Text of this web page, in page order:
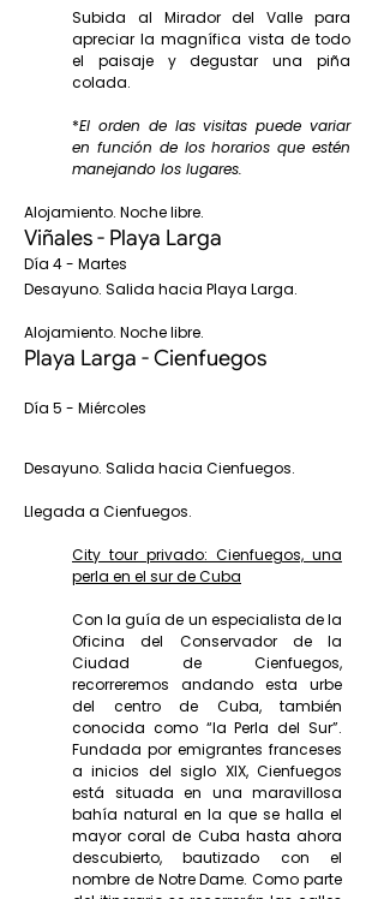
Subida al Mirador del Valle para
apreciar la magnífica vista de todo
el paisaje y degustar una piña
colada.
*El orden de las visitas puede variar
en función de los horarios que estén
manejando los lugares.
Alojamiento. Noche libre.
Viñales - Playa Larga
Día 4 - Martes
Desayuno. Salida hacia Playa Larga.
Alojamiento. Noche libre.
Playa Larga - Cienfuegos
Día 5 - Miércoles
Desayuno. Salida hacia Cienfuegos.
Llegada a Cienfuegos.
City tour privado: Cienfuegos, una
perla en el sur de Cuba
Con la guía de un especialista de la
Oficina del Conservador de la
Ciudad de Cienfuegos,
recorreremos andando esta urbe
del centro de Cuba, también
conocida como “la Perla del Sur”.
Fundada por emigrantes franceses
a inicios del siglo XIX, Cienfuegos
está situada en una maravillosa
bahía natural en la que se halla el
mayor coral de Cuba hasta ahora
descubierto, bautizado con el
nombre de Notre Dame. Como parte